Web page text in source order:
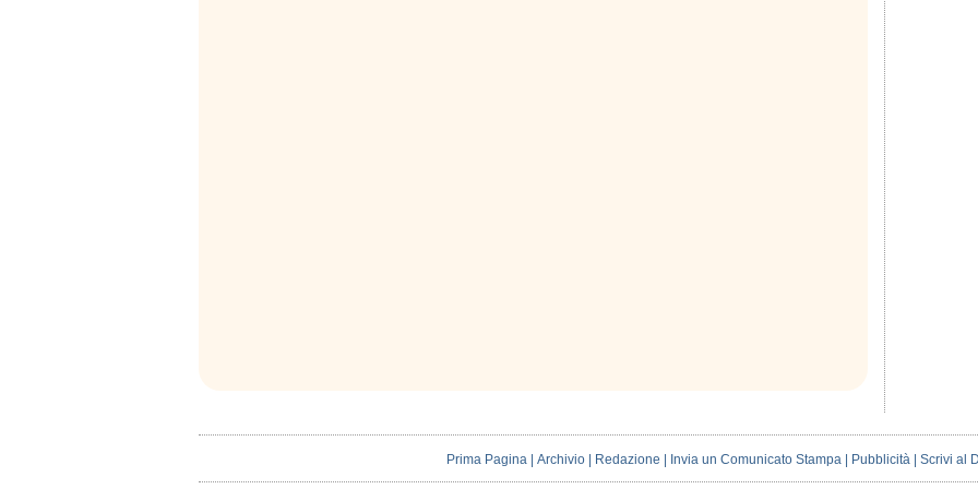
Prima Pagina| Archivio| Redazione Invia un Comunicato Stampa| Pubblicità| Scrivi al